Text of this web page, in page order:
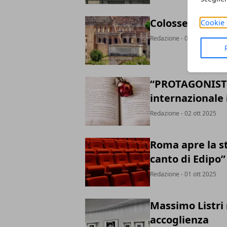
Cookie
Colosseo di
Redazione - 02 ott 2025
internazionale
Redazione - 02 ott 2025
Roma apre la
canto di Edipo”
Redazione - 01 ott 2025
Massimo Listri
accoglienza